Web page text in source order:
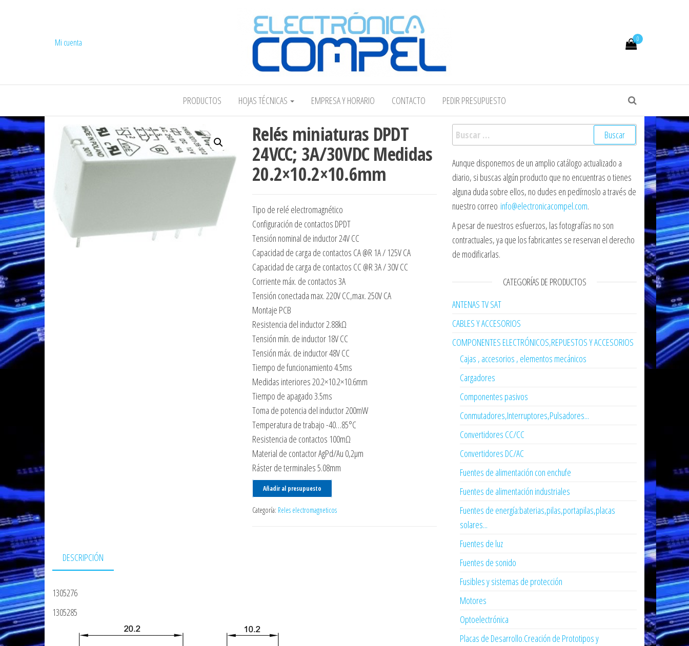
COMPEL Electrónica COMPEL
0
Mi cuenta
PRODUCTOS HOJAS TÉCNICAS EMPRESA Y HORARIO CONTACTO PEDIR PRESUPUESTO
Relés miniaturas DPDT
24VCC; 3A/30VDC Medidas
20.2×10.2×10.6mm
Tipo de relé electromagnético
Configuración de contactos DPDT
Tensión nominal de inductor 24V CC
Capacidad de carga de contactos CA @R 1A / 125V CA
Capacidad de carga de contactos CC @R 3A / 30V CC
Corriente máx. de contactos 3A
Tensión conectada max. 220V CC,max. 250V CA
Montaje PCB
Resistencia del inductor 2.88kΩ
Tensión mín. de inductor 18V CC
Tensión máx. de inductor 48V CC
Tiempo de funcionamiento 4.5ms
Medidas interiores 20.2×10.2×10.6mm
Tiempo de apagado 3.5ms
Toma de potencia del inductor 200mW
Temperatura de trabajo -40…85°C
Resistencia de contactos 100mΩ
Material de contactor AgPd/Au 0,2μm
Ráster de terminales 5.08mm
Añadir al presupuesto
Categoría: Reles electromagneticos
DESCRIPCIÓN
1305276
1305285
Buscar:
Aunque disponemos de un amplio catálogo actualizado a
diario, si buscas algún producto que no encuentras o tienes
alguna duda sobre ellos, no dudes en pedírnoslo a través de
nuestro correo info@electronicacompel.com.
A pesar de nuestros esfuerzos, las fotografías no son
contractuales, ya que los fabricantes se reservan el derecho
de modificarlas.
CATEGORÍAS DE PRODUCTOS
ANTENAS TV SAT
CABLES Y ACCESORIOS
COMPONENTES ELECTRÓNICOS,REPUESTOS Y ACCESORIOS
Cajas , accesorios , elementos mecánicos
Cargadores
Componentes pasivos
Conmutadores,Interruptores,Pulsadores...
Convertidores CC/CC
Convertidores DC/AC
Fuentes de alimentación con enchufe
Fuentes de alimentación industriales
Fuentes de energía:baterias,pilas,portapilas,placas
solares...
Fuentes de luz
Fuentes de sonido
Fusibles y sistemas de protección
Motores
Optoelectrónica
Placas de Desarrollo.Creación de Prototipos y